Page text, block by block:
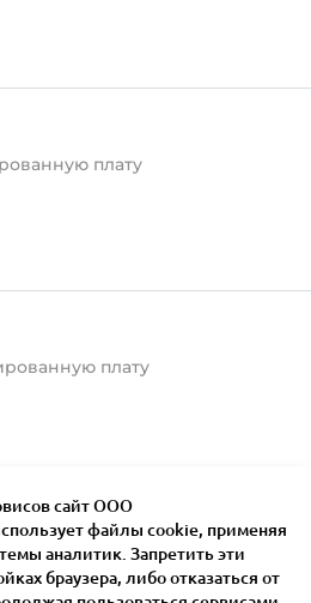
плату
плату
сайт ООО
файлы сookie, применяя
аналитик. Запретить эти
браузера, либо отказаться от